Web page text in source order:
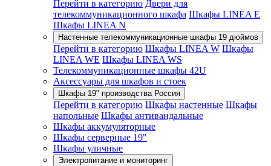
Перейти в категорию Двери для
телекоммуникационного шкафа Шкафы LINEA E
Шкафы LINEA N
Настенные телекоммуникационные шкафы 19 дюймов
Перейти в категорию Шкафы LINEA W Шкафы
LINEA WE Шкафы LINEA WS
Телекоммуникационные шкафы 42U
Аксессуары для шкафов и стоек
Шкафы 19" производства Россия
Перейти в категорию Шкафы настенные Шкафы
напольные Шкафы антивандальные
Шкафы аккумуляторные
Шкафы серверные 19"
Шкафы уличные
Электропитание и мониторинг